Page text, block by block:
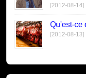
[2012-08-14]
Qu'est-ce
[2012-08-13]